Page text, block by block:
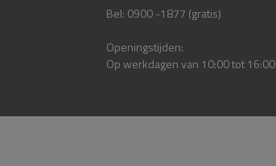
Bel: 0900 -1877 (gratis)
Openingstijden:
Op werkdagen van 10:00 tot 16:00